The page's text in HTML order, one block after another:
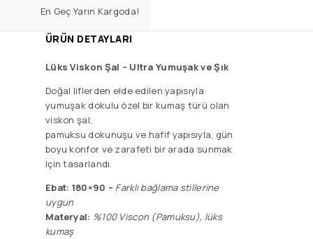
En Geç Yarın Kargoda!
ÜRÜN DETAYLARI
Lüks Viskon Şal – Ultra Yumuşak ve Şık
Doğal liflerden elde edilen yapısıyla
yumuşak dokulu özel bir kumaş türü olan
viskon şal,
pamuksu dokunuşu ve hafif yapısıyla, gün
boyu konfor ve zarafeti bir arada sunmak
için tasarlandı.
Ebat: 180×90 – Farklı bağlama stillerine
uygun
Materyal: %100 Viscon (Pamuksu), lüks
kumaş